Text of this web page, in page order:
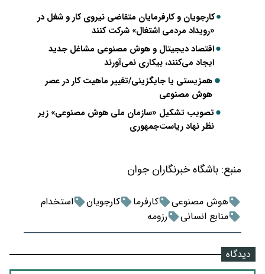
کارجویان و کارفرمایان متقاضی نیروی کار و شغل در
«رویداد مردمی اشتغال» شرکت کنند
اقتصاد دیجیتال و هوش مصنوعی مشاغل جدید
ایجاد می‌کنند، بیکاری نمی‌آورند
همزیستی یا جایگزینی/تغییر ماهیت کار در عصر
هوش مصنوعی
تصویب تشکیل «سازمان ملی هوش مصنوعی» زیر
نظر نهاد ریاست‌جمهوری
منبع: باشگاه خبرنگاران جوان
هوش مصنوعی کارفرما کارجویان
استخدام
منابع انسانی
رزومه
دیدگاه